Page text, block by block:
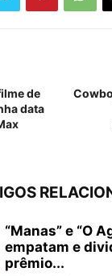
de
data
“Manas” e “O
empatam e
prêmio...